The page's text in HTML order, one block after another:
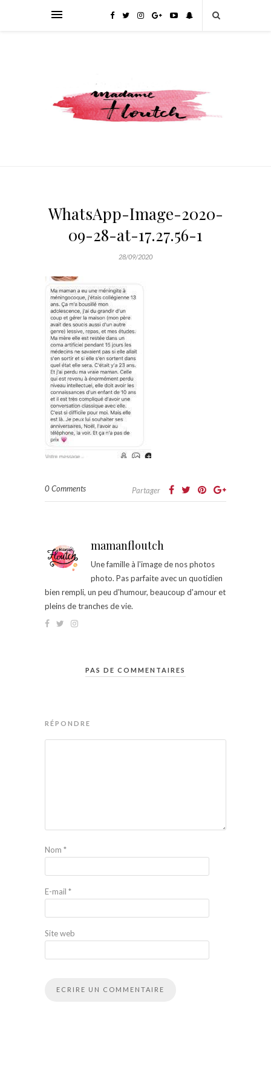
WhatsApp-Image-2020-
09-28-at-17.27.56-1
28/09/2020
0 Comments Partager
mamanfloutch
Une famille à l'image de nos photos
photo. Pas parfaite avec un quotidien
bien rempli, un peu d'humour, beaucoup d'amour et
pleins de tranches de vie.
PAS DE COMMENTAIRES
RÉPONDRE
Nom *
E-mail *
Site web